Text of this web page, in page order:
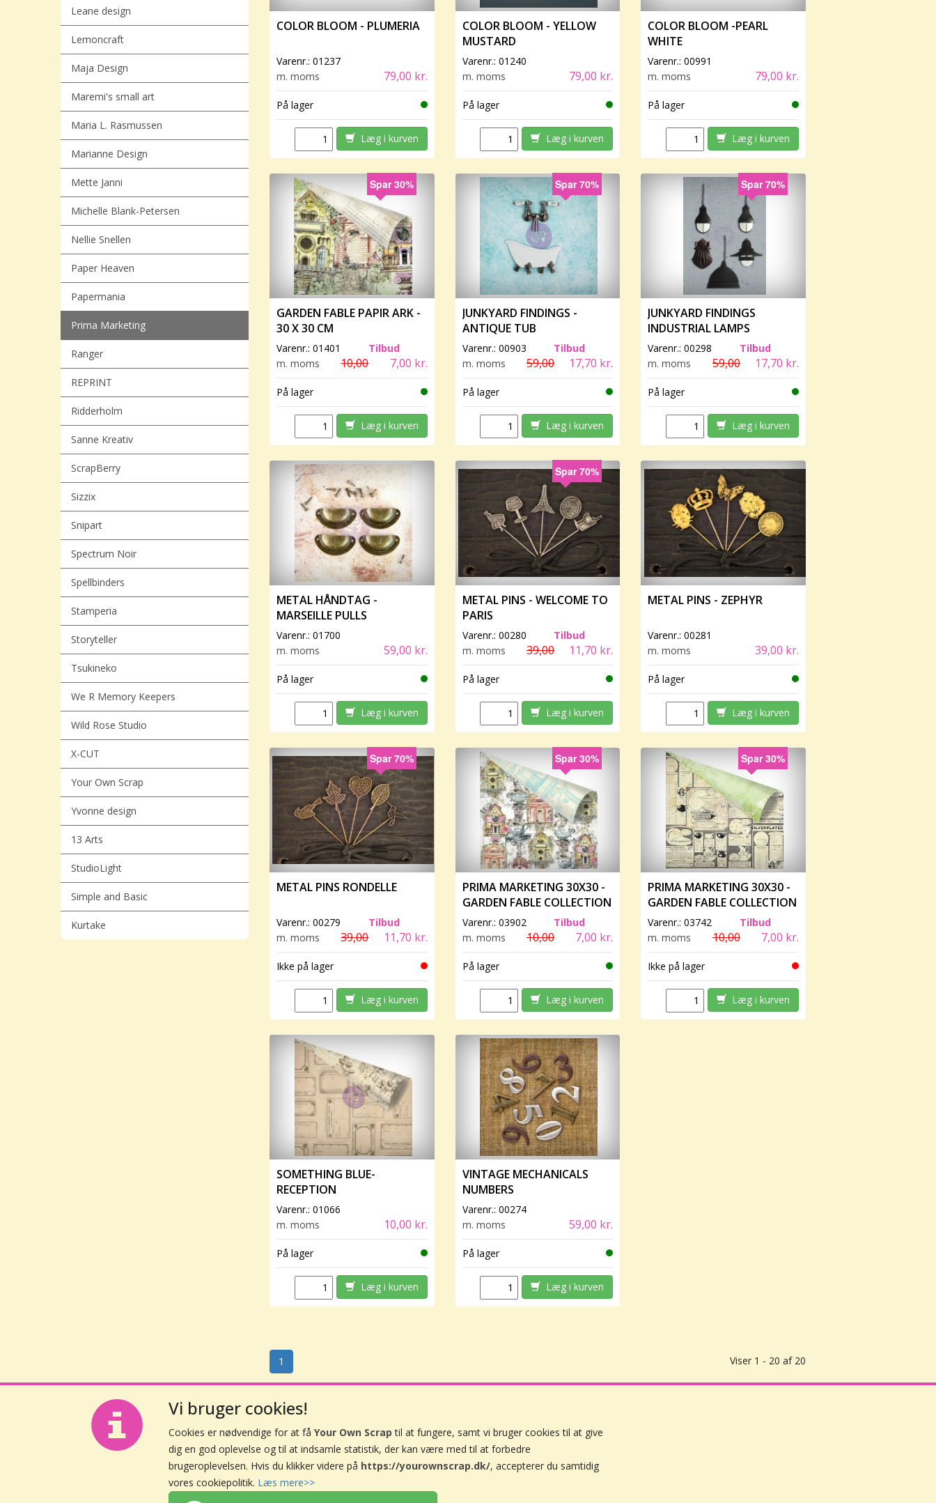
Leane design
Lemoncraft
Maja Design
Maremi's small art
Maria L. Rasmussen
Marianne Design
Mette Janni
Michelle Blank-Petersen
Nellie Snellen
Paper Heaven
Papermania
Prima Marketing
Ranger
REPRINT
Ridderholm
Sanne Kreativ
ScrapBerry
Sizzix
Snipart
Spectrum Noir
Spellbinders
Stamperia
Storyteller
Tsukineko
We R Memory Keepers
Wild Rose Studio
X-CUT
Your Own Scrap
Yvonne design
13 Arts
StudioLight
Simple and Basic
Kurtake
COLOR BLOOM - PLUMERIA
Varenr.: 01237
m. moms
79,00 kr.
På lager
Læg i kurven
COLOR BLOOM - YELLOW
MUSTARD
Varenr.: 01240
m. moms
79,00 kr.
På lager
Læg i kurven
COLOR BLOOM -PEARL
WHITE
Varenr.:00991
m. moms
79,00 kr.
På lager
Læg i kurven
Spar 30%
GARDEN FABLE PAPIR ARK -
30 X 30 CM
Varenr.: 01401
Tilbud
m. moms
10,00 7,00 kr.
På lager
Læg i kurven
Spar 70%
JUNKYARD FINDINGS -
ANTIQUE TUB
Varenr.: 00903
Tilbud
m. moms
59,00 17,70 kr.
På lager
Læg i kurven
Spar 70%
JUNKYARD FINDINGS
INDUSTRIAL LAMPS
Varenr.:00298
Tilbud
m. moms
59,00 17,70 kr.
På lager
Læg i kurven
METAL HÅNDTAG -
MARSEILLE PULLS
Varenr.: 01700
m. moms
59,00 kr.
På lager
Læg i kurven
Spar 70%
METAL PINS - WELCOME TO
PARIS
Varenr.: 00280
Tilbud
m. moms
39,00 11,70 kr.
På lager
Læg i kurven
METAL PINS - ZEPHYR
Varenr.:00281
m. moms
39,00 kr.
På lager
Læg i kurven
Spar 70%
METAL PINS RONDELLE
Varenr.: 00279
Tilbud
m. moms
39,00 11,70 kr.
Ikke på lager
Læg i kurven
Spar 30%
PRIMA MARKETING 30X30 -
GARDEN FABLE COLLECTION
- BIRDHOUSE
Varenr.: 03902
Tilbud
m. moms
10,00 7,00 kr.
På lager
Læg i kurven
Spar 30%
PRIMA MARKETING 30X30 -
GARDEN FABLE COLLECTION
- PORCELAINWARE
Varenr.:03742
Tilbud
m. moms
10,00 7,00 kr.
Ikke på lager
Læg i kurven
SOMETHING BLUE-
RECEPTION
Varenr.: 01066
m. moms
10,00 kr.
På lager
Læg i kurven
VINTAGE MECHANICALS
NUMBERS
Varenr.: 00274
m. moms
59,00 kr.
På lager
Læg i kurven
Viser 1 - 20 af 20
1
Handelsbetingelser
Persondatapolitik
Vi bruger cookies!
Cookies er nødvendige for at fåYour Own Scrap til at fungere, samt vi bruger cookies til at give
dig en god oplevelse og til at indsamle statistik, der kan være med til at forbedre
brugeroplevelsen. Hvis du klikker videre på https://yourownscrap.dk/, accepterer du samtidig
vores cookiepolitik. Læs mere>>